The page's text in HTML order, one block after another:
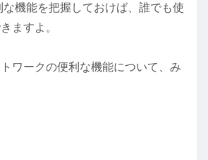
機能を把握しておけば、誰でも使
ますよ。
ワークの便利な機能について、み